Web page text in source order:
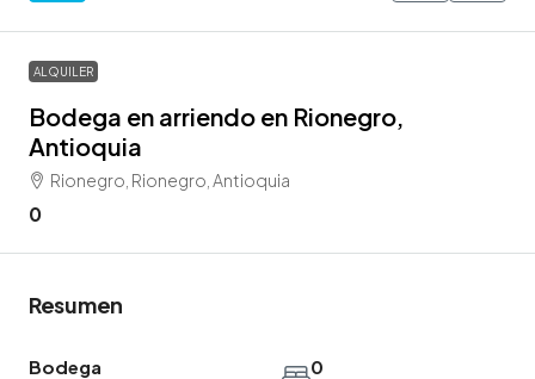
ALQUILER
Bodega en arriendo en Rionegro,
Antioquia
Rionegro, Rionegro, Antioquia
0
Resumen
Bodega 0